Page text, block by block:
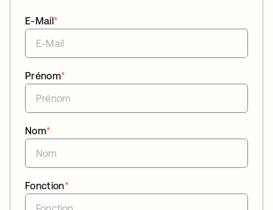
*
E-Mail
*
Prénom
*
Nom
*
Fonction